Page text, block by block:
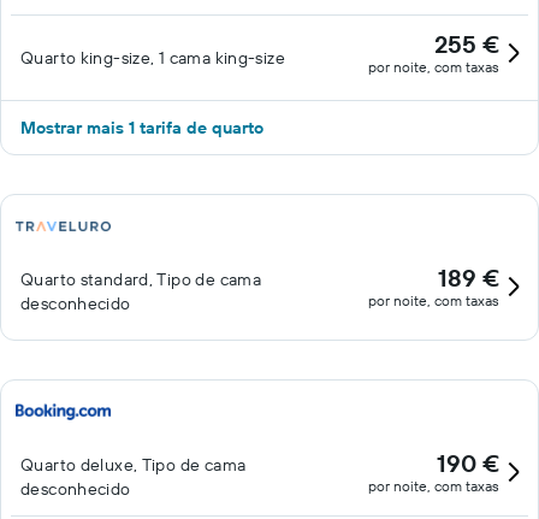
Quarto king-size, 1 cama king-size 255 €
por noite, com taxas
Mostrar mais 1 tarifa de quarto
Quarto standard, Tipo de cama
desconhecido
189 €
por noite, com taxas
Quarto deluxe, Tipo de cama
desconhecido
190 €
por noite, com taxas